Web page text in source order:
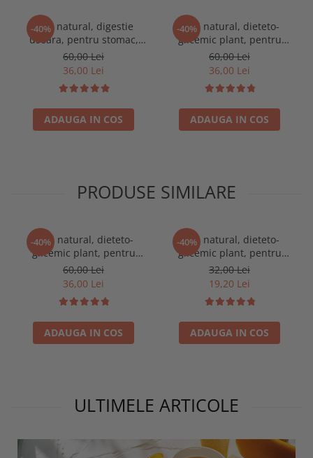
-40%
Ceai natural, digestie
usoara, pentru stomac,
afectiuni gastrice, 250g
60,00 Lei
36,00 Lei
ADAUGA IN COS
-40%
Ceai natural, dieteto-
glicemic plant, pentru
diabet, afectiuni ale
pancreasului, 250g
60,00 Lei
36,00 Lei
ADAUGA IN COS
PRODUSE SIMILARE
-40%
Ceai natural, dieteto-
glicemic plant, pentru
diabet, afectiuni ale
pancreasului, 250g
60,00 Lei
36,00 Lei
ADAUGA IN COS
-40%
Ceai natural, dieteto-
glicemic plant, pentru
diabet, afectiuni ale
pancreasului, 100g
32,00 Lei
19,20 Lei
ADAUGA IN COS
ULTIMELE ARTICOLE